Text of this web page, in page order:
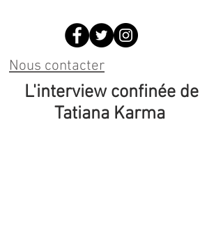
Nous contacter
L'interview confinée de
Tatiana Karma